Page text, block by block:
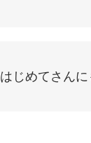
はじめてさん